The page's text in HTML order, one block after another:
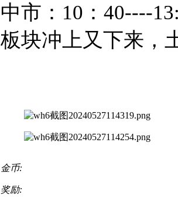
中市：10：40----
板块冲上又下来，
金币:
奖励: